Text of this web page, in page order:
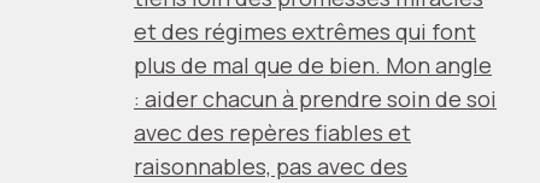
et des régimes extrêmes qui font
plus de mal que de bien. Mon angle
: aider chacun à prendre soin de soi
avec des repères fiables et
raisonnables, pas avec des